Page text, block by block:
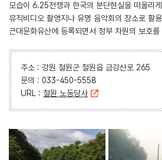
모습이 6.25전쟁과 한국의 분단현실을 떠올리
뮤직비디오 촬영지나 유명 음악회의 장소로 활
근대문화유산에 등록되면서 정부 차원의 보호를
주소 : 강원 철원군 철원읍 금강산로 265
문의 : 033-450-5558
URL : 철원 노동당사